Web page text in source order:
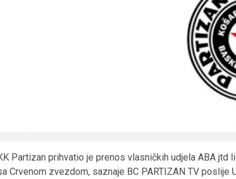
Partizan prihvatio je prenos vlasničkih udjela ABA jtd
Crvenom zvezdom, saznaje BC PARTIZAN TV poslije